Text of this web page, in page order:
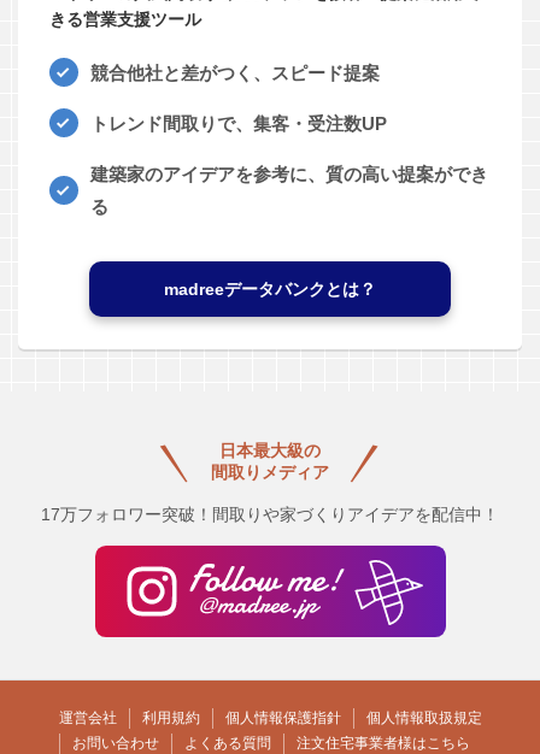
きる営業支援ツール
競合他社と差がつく、スピード提案
トレンド間取りで、集客・受注数UP
建築家のアイデアを参考に、質の高い提案ができ
る
madreeデータバンクとは？
日本最大級の
間取りメディア
17万フォロワー突破！間取りや家づくりアイデアを配信中！
運営会社 利用規約 個人情報保護指針
個人情報取扱規定
お問い合わせ
よくある質問 注文住宅事業者様はこちら